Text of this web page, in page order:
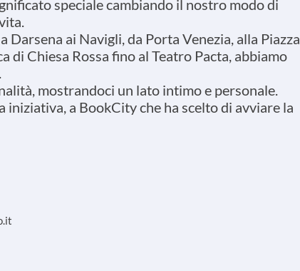
speciale cambiando il nostro modo di
ai Navigli, da Porta Venezia, alla Piazza
di Chiesa Rossa fino al Teatro Pacta, abbiamo
mostrandoci un lato intimo e personale.
a BookCity che ha scelto di avviare la